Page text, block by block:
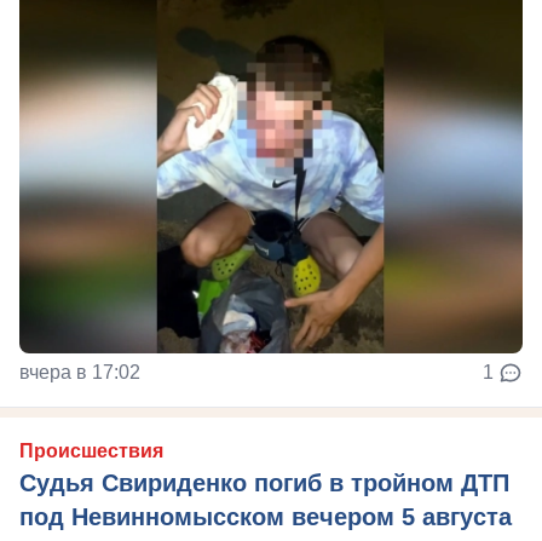
вчера в 17:02 1
Происшествия
Судья Свириденко погиб в тройном ДТП
под Невинномысском вечером 5 августа